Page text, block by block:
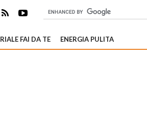
FAI DA TE ENERGIA PULITA